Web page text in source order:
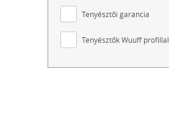
Tenyésztői garancia
Tenyésztők Wuuff profillal